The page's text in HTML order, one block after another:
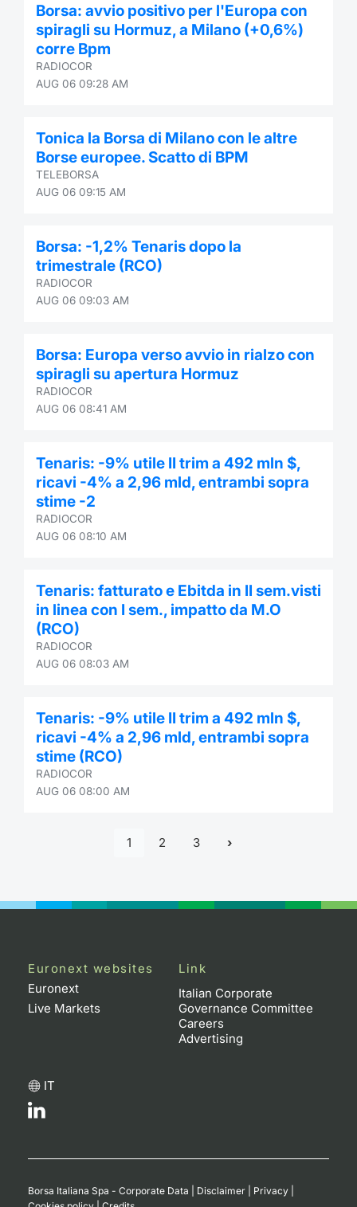
Borsa: avvio positivo per l'Europa con
spiragli su Hormuz, a Milano (+0,6%)
corre Bpm
RADIOCOR
AUG 06 09:28 AM
Tonica la Borsa di Milano con le altre
Borse europee. Scatto di BPM
TELEBORSA
AUG 06 09:15 AM
Borsa: -1,2% Tenaris dopo la
trimestrale (RCO)
RADIOCOR
AUG 06 09:03 AM
Borsa: Europa verso avvio in rialzo con
spiragli su apertura Hormuz
RADIOCOR
AUG 06 08:41 AM
Tenaris: -9% utile II trim a 492 mln $,
ricavi -4% a 2,96 mld, entrambi sopra
stime -2
RADIOCOR
AUG 06 08:10 AM
Tenaris: fatturato e Ebitda in II sem.visti
in linea con I sem., impatto da M.O
(RCO)
RADIOCOR
AUG 06 08:03 AM
Tenaris: -9% utile II trim a 492 mln $,
ricavi -4% a 2,96 mld, entrambi sopra
stime (RCO)
RADIOCOR
AUG 06 08:00 AM
1 2 3
Euronext websites
Euronext
Live Markets
Link
Italian Corporate
Governance Committee
Careers
Advertising
IT
Borsa Italiana Spa - Corporate Data Disclaimer Privacy